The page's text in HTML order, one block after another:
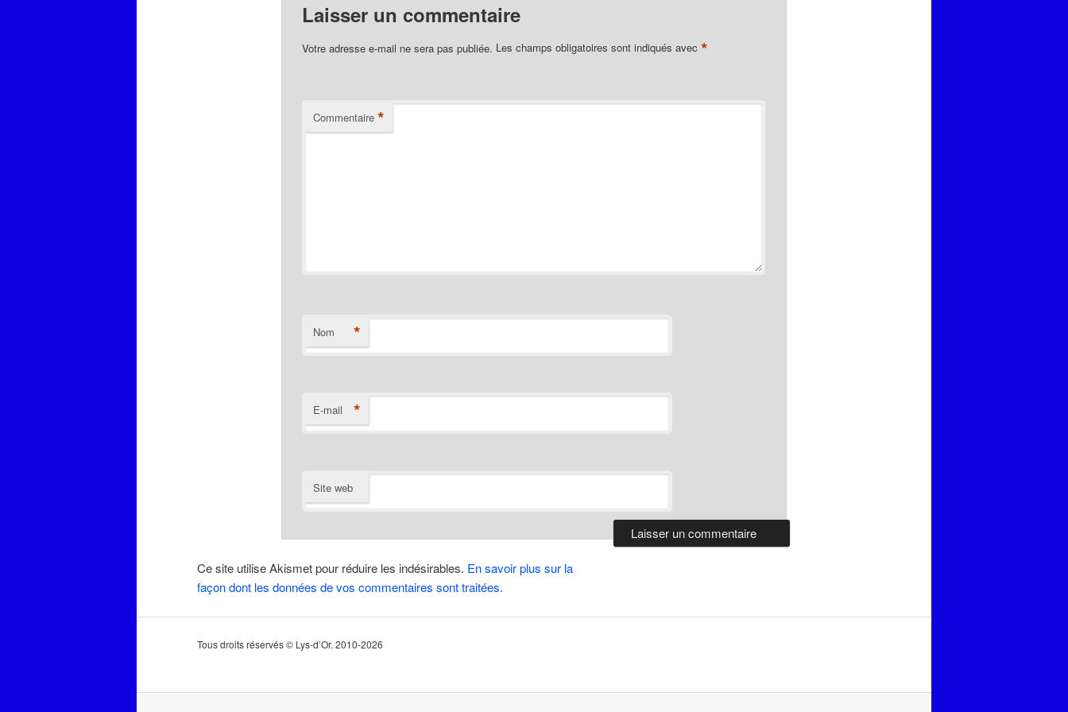
Laisser un commentaire
Votre adresse e-mail ne sera pas publiée. Les champs obligatoires sont indiqués avec *
Commentaire *
Nom *
E-mail *
Site web
Ce site utilise Akismet pour réduire les indésirables. En savoir plus sur la
façon dont les données de vos commentaires sont traitées.
Tous droits réservés © Lys-d’Or. 2010-2026